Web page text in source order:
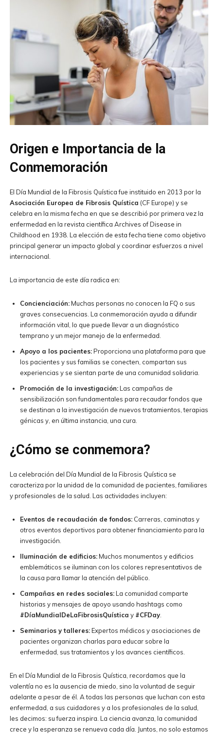
Origen e Importancia de la
Conmemoración
El Día Mundial de la Fibrosis Quística fue instituido en 2013 por la
Asociación Europea de Fibrosis Quística (CF Europe) y se
celebra en la misma fecha en que se describió por primera vez la
enfermedad en la revista científica Archives of Disease in
Childhood en 1938. La elección de esta fecha tiene como objetivo
principal generar un impacto global y coordinar esfuerzos a nivel
internacional.
La importancia de este día radica en:
Concienciación:Muchas personas no conocen la FQ o sus
graves consecuencias. La conmemoración ayuda a difundir
información vital, lo que puede llevar a un diagnóstico
temprano y un mejor manejo de la enfermedad.
Apoyo a los pacientes:Proporciona una plataforma para que
los pacientes y sus familias se conecten, compartan sus
experiencias y se sientan parte de una comunidad solidaria.
Promoción de la investigación:Las campañas de
sensibilización son fundamentales para recaudar fondos que
se destinan a la investigación de nuevos tratamientos, terapias
génicas y, en última instancia, una cura.
¿Cómo se conmemora?
La celebración del Día Mundial de la Fibrosis Quística se
caracteriza por la unidad de la comunidad de pacientes, familiares
y profesionales de la salud. Las actividades incluyen:
Eventos de recaudación de fondos: Carreras, caminatas y
otros eventos deportivos para obtener financiamiento para la
investigación.
Iluminación de edificios:Muchos monumentos y edificios
emblemáticos se iluminan con los colores representativos de
la causa para llamar la atención del público.
Campañas en redes sociales:La comunidad comparte
historias y mensajes de apoyo usando hashtags como
#DíaMundialDeLaFibrosisQuística y #CFDay.
Seminarios y talleres:Expertos médicos y asociaciones de
pacientes organizan charlas para educar sobre la
enfermedad, sus tratamientos y los avances científicos.
En el Día Mundial de la Fibrosis Quística, recordamos que la
valentía no es la ausencia de miedo, sino la voluntad de seguir
adelante a pesar de él. A todas las personas que luchan con esta
enfermedad, a sus cuidadores y a los profesionales de la salud,
les decimos: su fuerza inspira. La ciencia avanza, la comunidad
crece y la esperanza se renueva cada día. Juntos, no solo estamos